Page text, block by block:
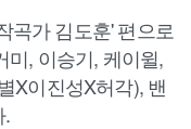
곡가 김도훈' 편으로
미, 이승기, 케이윌,
X이진성X허각), 밴
.